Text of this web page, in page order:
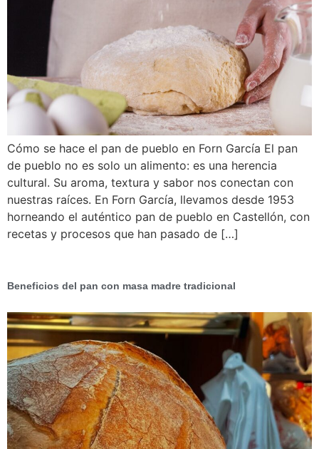
Cómo se hace el pan de pueblo en Forn García El pan
de pueblo no es solo un alimento: es una herencia
cultural. Su aroma, textura y sabor nos conectan con
nuestras raíces. En Forn García, llevamos desde 1953
horneando el auténtico pan de pueblo en Castellón, con
recetas y procesos que han pasado de […]
Beneficios del pan con masa madre tradicional